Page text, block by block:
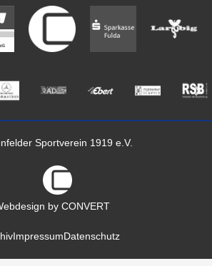
Sportverein 1919 e.V.
by CONVERT
Impressum Datenschutz